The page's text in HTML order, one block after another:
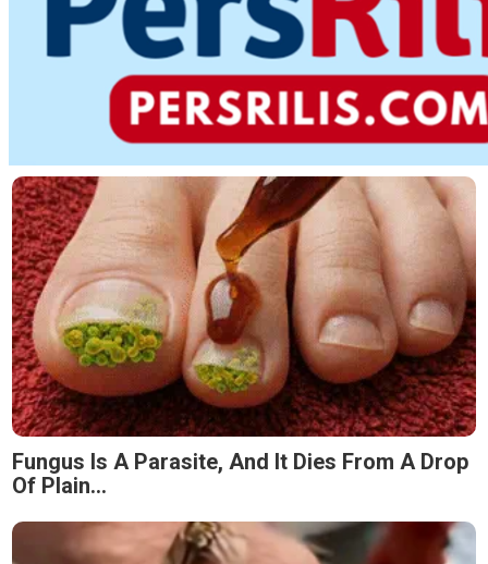
Fungus Is A Parasite, And It Dies From A Drop
Of Plain...